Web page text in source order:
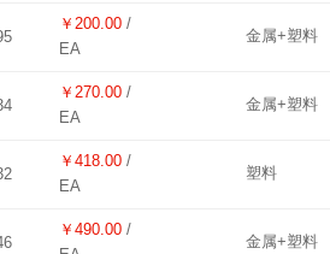
￥200.00 /
EA
金属+塑料
￥270.00 /
EA
金属+塑料
￥418.00 /
EA
塑料
￥490.00 /
金属+塑料